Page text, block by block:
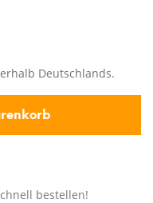
Deutschlands.
bestellen!